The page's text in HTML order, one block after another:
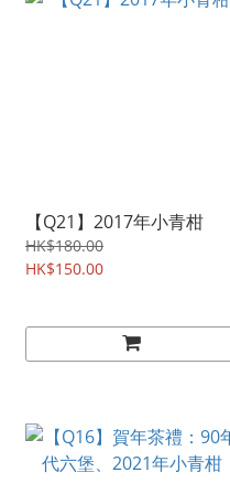
【Q21】2017年小青柑
HK$180.00
HK$150.00